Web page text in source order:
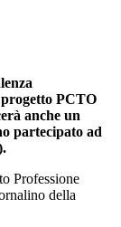
PCTO
anche un
partecipato ad
Professione
della